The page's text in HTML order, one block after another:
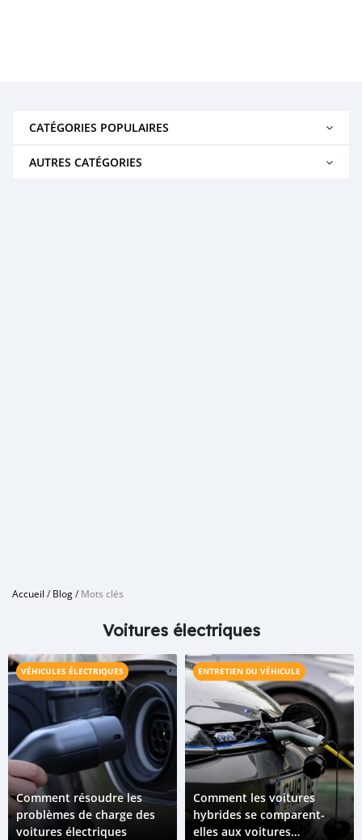
CATÉGORIES POPULAIRES
AUTRES CATÉGORIES
Accueil /Blog/Mots clés
Voitures électriques
VÉHICULES ÉLECTRIQUES
Comment résoudre les
problèmes de charge des
voitures électriques
ENTRETIEN DU VÉHICULE
Comment les voitures
hybrides se comparent-
elles aux voitures